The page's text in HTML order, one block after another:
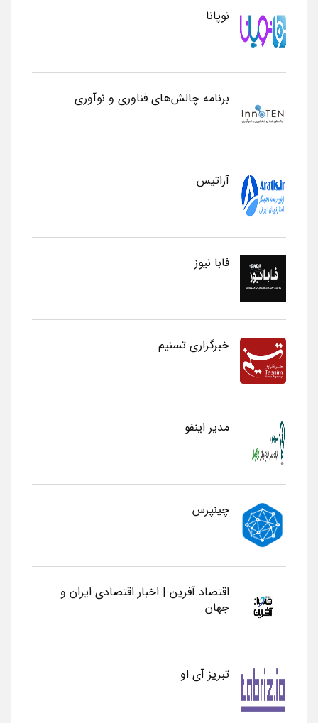
نوپانا
برنامه چالش‌های فناوری و نوآوری
آراتیس
فابا نیوز
خبرگزاری تسنیم
مدیر اینفو
چینپرس
اقتصاد آفرین | اخبار اقتصادی ایران و
جهان
تبریز آی او